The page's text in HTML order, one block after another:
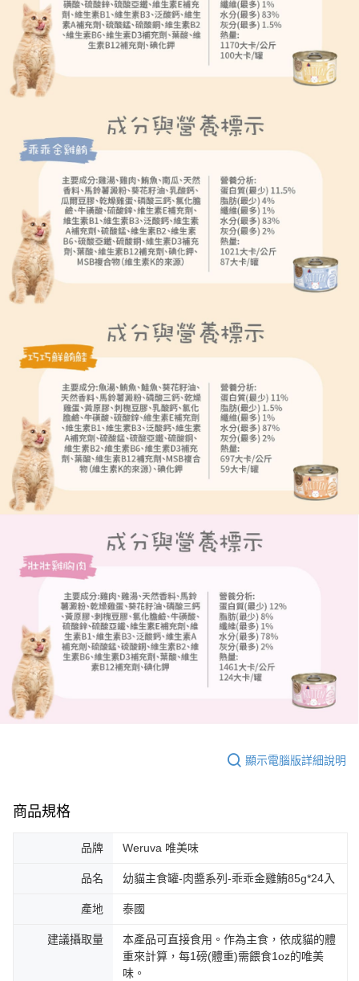
顯示電腦版詳細說明
商品規格
品牌 Weruva 唯美味
品名 幼貓主食罐-肉醬系列-乖乖金雞鮪85g*24入
產地 泰國
建議攝取量
本產品可直接食用。作為主食，依成貓的體
重來計算，每1磅(體重)需餵食1oz的唯美
味。